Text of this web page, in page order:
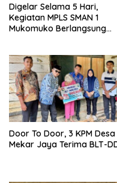
Digelar Selama 5 Hari,
Kegiatan MPLS SMAN 1
Mukomuko Berlangsung
Door To Door, 3 KPM Desa
Mekar Jaya Terima BLT-